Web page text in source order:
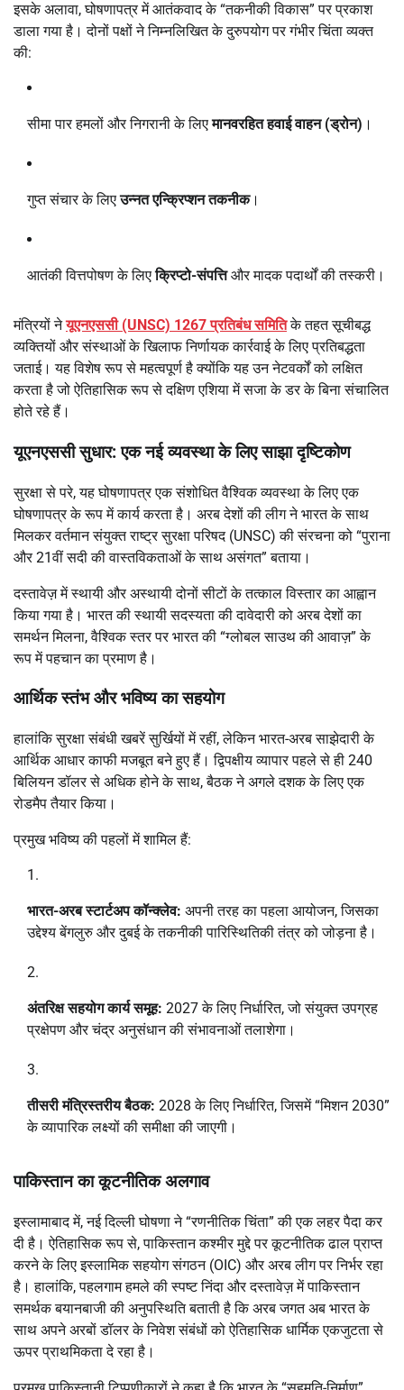
इसके अलावा, घोषणापत्र में आतंकवाद के “तकनीकी विकास” पर प्रकाश
डाला गया है। दोनों पक्षों ने निम्नलिखित के दुरुपयोग पर गंभीर चिंता व्यक्त
की:
सीमा पार हमलों और निगरानी के लिएमानवरहित हवाई वाहन (ड्रोन) ।
गुप्त संचार के लिएउन्नत एन्क्रिप्शन तकनीक।
आतंकी वित्तपोषण के लिएक्रिप्टो-संपत्तिऔर मादक पदार्थों की तस्करी।
मंत्रियों नेयूएनएससी (UNSC) 1267 प्रतिबंध समितिके तहत सूचीबद्ध
व्यक्तियों और संस्थाओं के खिलाफ निर्णायक कार्रवाई के लिए प्रतिबद्धता
जताई। यह विशेष रूप से महत्वपूर्ण है क्योंकि यह उन नेटवर्कों को लक्षित
करता है जो ऐतिहासिक रूप से दक्षिण एशिया में सजा के डर के बिना संचालित
होते रहे हैं।
यूएनएससी सुधार: एक नई व्यवस्था के लिए साझा दृष्टिकोण
सुरक्षा से परे, यह घोषणापत्र एक संशोधित वैश्विक व्यवस्था के लिए एक
घोषणापत्र के रूप में कार्य करता है। अरब देशों की लीग ने भारत के साथ
मिलकर वर्तमान संयुक्त राष्ट्र सुरक्षा परिषद (UNSC) की संरचना को “पुराना
और 21वीं सदी की वास्तविकताओं के साथ असंगत” बताया।
दस्तावेज़ में स्थायी और अस्थायी दोनों सीटों के तत्काल विस्तार का आह्वान
किया गया है। भारत की स्थायी सदस्यता की दावेदारी को अरब देशों का
समर्थन मिलना, वैश्विक स्तर पर भारत की “ग्लोबल साउथ की आवाज़” के
रूप में पहचान का प्रमाण है।
आर्थिक स्तंभ और भविष्य का सहयोग
हालांकि सुरक्षा संबंधी खबरें सुर्खियों में रहीं, लेकिन भारत-अरब साझेदारी के
आर्थिक आधार काफी मजबूत बने हुए हैं। द्विपक्षीय व्यापार पहले से ही 240
बिलियन डॉलर से अधिक होने के साथ, बैठक ने अगले दशक के लिए एक
रोडमैप तैयार किया।
प्रमुख भविष्य की पहलों में शामिल हैं:
भारत-अरब स्टार्टअप कॉन्क्लेव: अपनी तरह का पहला आयोजन, जिसका
उद्देश्य बेंगलुरु और दुबई के तकनीकी पारिस्थितिकी तंत्र को जोड़ना है।
अंतरिक्ष सहयोग कार्य समूह: 2027 के लिए निर्धारित, जो संयुक्त उपग्रह
प्रक्षेपण और चंद्र अनुसंधान की संभावनाओं तलाशेगा।
तीसरी मंत्रिस्तरीय बैठक: 2028 के लिए निर्धारित, जिसमें “मिशन 2030”
के व्यापारिक लक्ष्यों की समीक्षा की जाएगी।
पाकिस्तान का कूटनीतिक अलगाव
इस्लामाबाद में, नई दिल्ली घोषणा ने “रणनीतिक चिंता” की एक लहर पैदा कर
दी है। ऐतिहासिक रूप से, पाकिस्तान कश्मीर मुद्दे पर कूटनीतिक ढाल प्राप्त
करने के लिए इस्लामिक सहयोग संगठन (OIC) और अरब लीग पर निर्भर रहा
है। हालांकि, पहलगाम हमले की स्पष्ट निंदा और दस्तावेज़ में पाकिस्तान
समर्थक बयानबाजी की अनुपस्थिति बताती है कि अरब जगत अब भारत के
साथ अपने अरबों डॉलर के निवेश संबंधों को ऐतिहासिक धार्मिक एकजुटता से
ऊपर प्राथमिकता दे रहा है।